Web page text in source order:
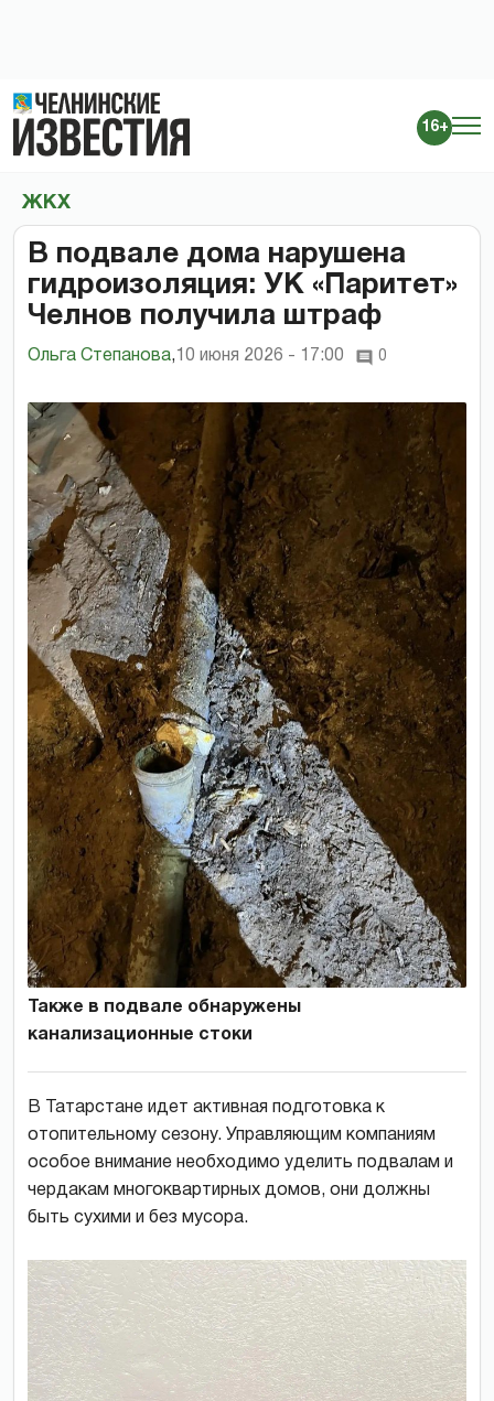
16+
ЖКХ
В подвале дома нарушена
гидроизоляция: УК «Паритет»
Челнов получила штраф
Ольга Степанова, 10 июня 2026 - 17:00 0
Также в подвале обнаружены
канализационные стоки
В Татарстане идет активная подготовка к
отопительному сезону. Управляющим компаниям
особое внимание необходимо уделить подвалам и
чердакам многоквартирных домов, они должны
быть сухими и без мусора.